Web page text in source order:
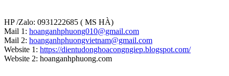
HP /Zalo: 0931222685 ( MS HÀ)
Mail 1: hoanganhphuong010@gmail.com
Mail 2: hoanganhphuongvietnam@gmail.com
Website 1: https://dientudonghoacongngiep.blogspot.com/
Website 2: hoanganhphuong.com